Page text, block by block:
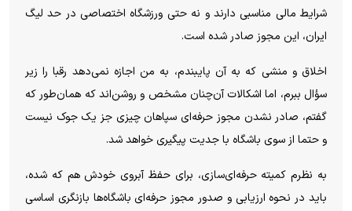
شرایط مالی مناسبی دارند و نه حتی ورزشگاه اختصاصی در حد لیگ
ایران، این مجوز صادر شده است.
اخلاق و منشی که به آن پایبندم، به من اجازه نمی‌دهد رقبا را زیر
سؤال ببرم، اما اشکالات آن‌چنان مشخص و روشن‌اند که همان‌طور که
گفتم، صادر نشدن مجوز حرفه‌ای سپاهان چیزی جز یک جوک نیست
و حتما از سوی باشگاه با جدیت پیگیری خواهد شد.
به نظرم کمیته حرفه‌ای‌سازی، برای حفظ آبروی خودش هم که شده،
باید در نحوه ارزیابی و صدور مجوز حرفه‌ای باشگاه‌ها بازنگری اساسی